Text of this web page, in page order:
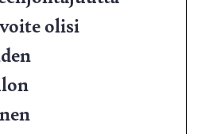
olisi